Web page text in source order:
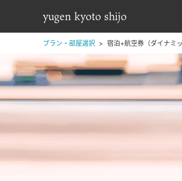
yugen kyoto shijo
プラン・部屋選択 宿泊+航空券（ダイナミ